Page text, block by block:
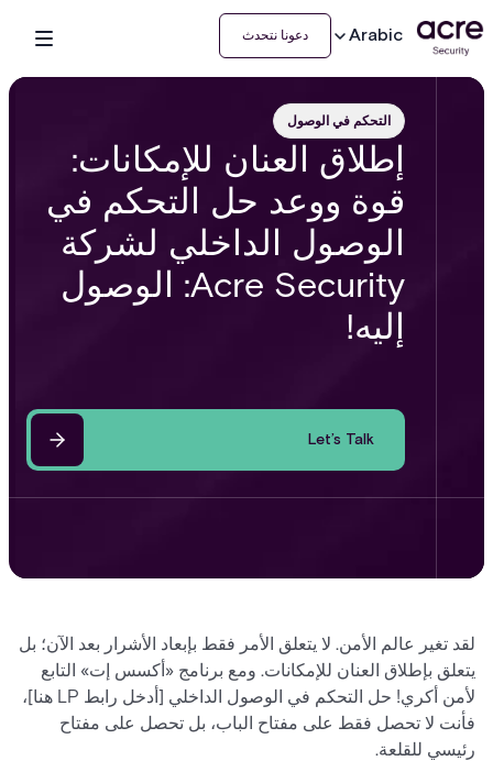
Arabic دعونا نتحدث
التحكم في الوصول
إطلاق العنان للإمكانات:
قوة ووعد حل التحكم في
الوصول الداخلي لشركة
Acre Security: الوصول
إليه!
Let’s Talk
لقد تغير عالم الأمن. لا يتعلق الأمر فقط بإبعاد الأشرار بعد الآن؛ بل
يتعلق بإطلاق العنان للإمكانات. ومع برنامج «أكسس إت» التابع
لأمن أكري! حل التحكم في الوصول الداخلي [أدخل رابط LP هنا]،
فأنت لا تحصل فقط على مفتاح الباب، بل تحصل على مفتاح
رئيسي للقلعة.